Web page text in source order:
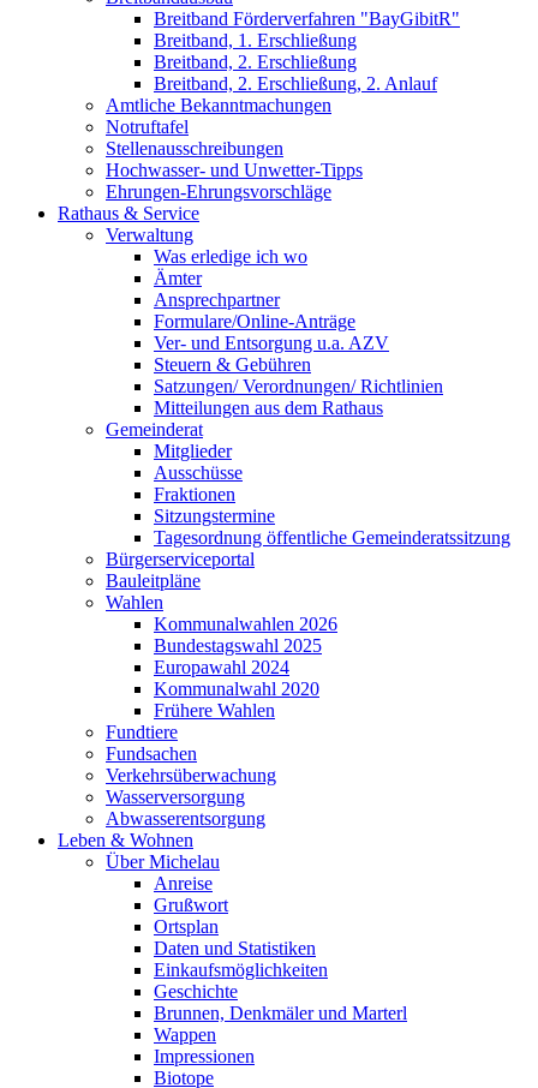
Breitband Förderverfahren "BayGibitR"
Breitband, 1. Erschließung
Breitband, 2. Erschließung
Breitband, 2. Erschließung, 2. Anlauf
Amtliche Bekanntmachungen
Notruftafel
Stellenausschreibungen
Hochwasser- und Unwetter-Tipps
Ehrungen-Ehrungsvorschläge
Rathaus & Service
Verwaltung
Was erledige ich wo
Ämter
Ansprechpartner
Formulare/Online-Anträge
Ver- und Entsorgung u.a. AZV
Steuern & Gebühren
Satzungen/ Verordnungen/ Richtlinien
Mitteilungen aus dem Rathaus
Gemeinderat
Mitglieder
Ausschüsse
Fraktionen
Sitzungstermine
Tagesordnung öffentliche Gemeinderatssitzung
Bürgerserviceportal
Bauleitpläne
Wahlen
Kommunalwahlen 2026
Bundestagswahl 2025
Europawahl 2024
Kommunalwahl 2020
Frühere Wahlen
Fundtiere
Fundsachen
Verkehrsüberwachung
Wasserversorgung
Abwasserentsorgung
Leben & Wohnen
Über Michelau
Anreise
Grußwort
Ortsplan
Daten und Statistiken
Einkaufsmöglichkeiten
Geschichte
Brunnen, Denkmäler und Marterl
Wappen
Impressionen
Biotope